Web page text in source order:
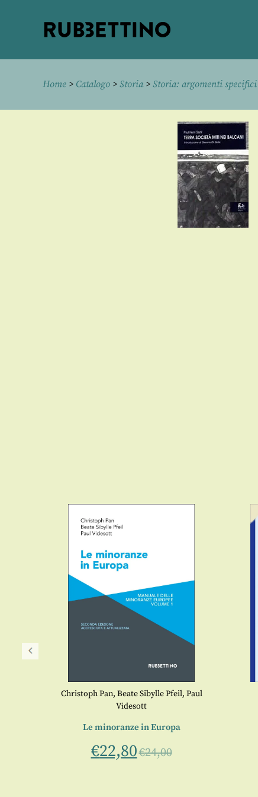
Home > Catalogo > Storia> Storia: argomenti specifici
Christoph Pan, Beate Sibylle Pfeil, Paul
Videsott
Le minoranze in Europa
€22,80€24,00